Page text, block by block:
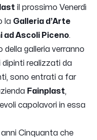
il prossimo Venerdì
la Galleria d’Arte
ad Ascoli Piceno.
galleria verranno
dipinti realizzati da
sono entrati a far
Fainplast,
capolavori in essa
Cinquanta che